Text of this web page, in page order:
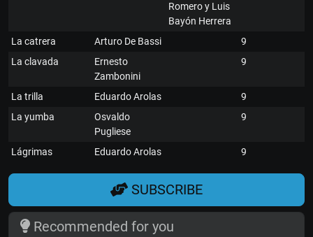
Romero y Luis
Bayón Herrera
La catrera Arturo De Bassi
9
La clavada
Ernesto
Zambonini
9
La trilla Eduardo Arolas
9
La yumba
Osvaldo
Pugliese
9
Lágrimas Eduardo Arolas 9
SUBSCRIBE
Recommended for you